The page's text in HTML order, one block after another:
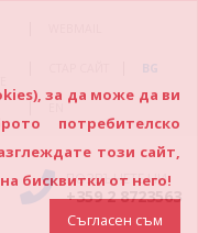
BG
|
ПОЗВЪНЕТЕ НИ
+359 2 8723563
за да може да ви
потребителско
този сайт,
бисквитки от него!
Съгласен съм